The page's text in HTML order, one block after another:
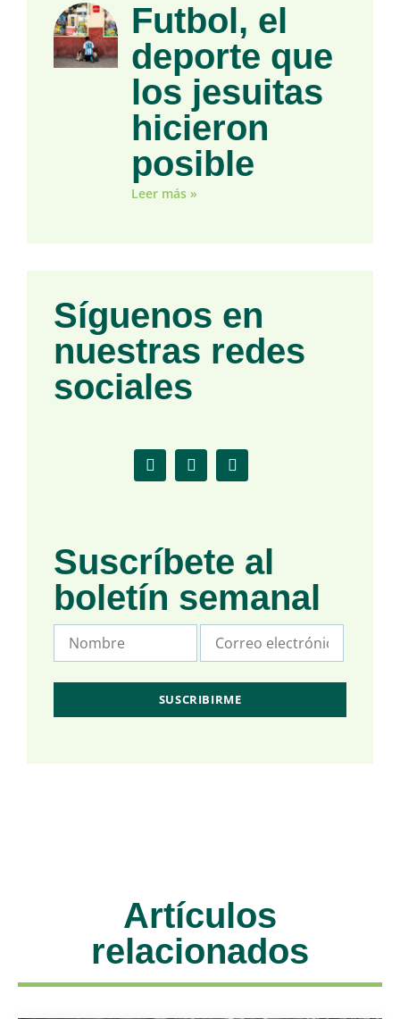
Futbol, el
deporte que
los jesuitas
hicieron
posible
Leer más »
Síguenos en
nuestras redes
sociales
Suscríbete al
boletín semanal
Artículos
relacionados